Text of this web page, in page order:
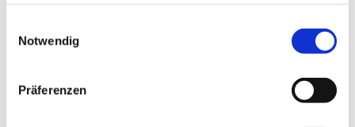
Impressum
Notwendig
Präferenzen
Bitte beachten Sie: Ein Gutschein muss vorab in ein Ticket
Mit einer Buchungsbestätigung erhalten Sie 10 % Rabatt
Ausgenommen Tickets & Bücher, nicht in Verbindung mit